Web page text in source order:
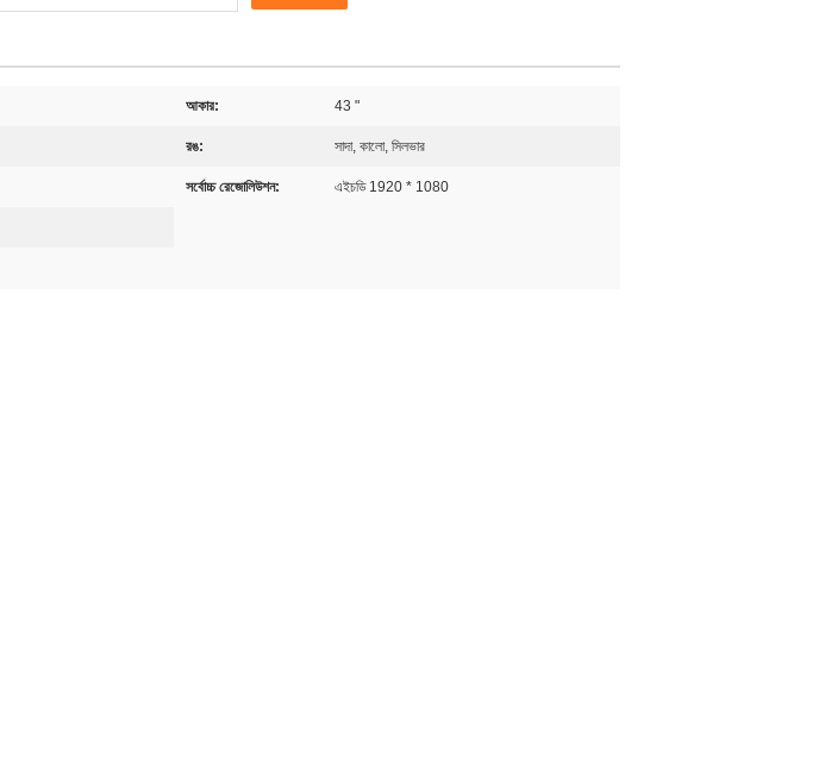
আকার: 43 "
রঙ: সাদা, কালো, সিলভার
সর্বোচ্চ রেজোলিউশন: এইচডি 1920 * 1080